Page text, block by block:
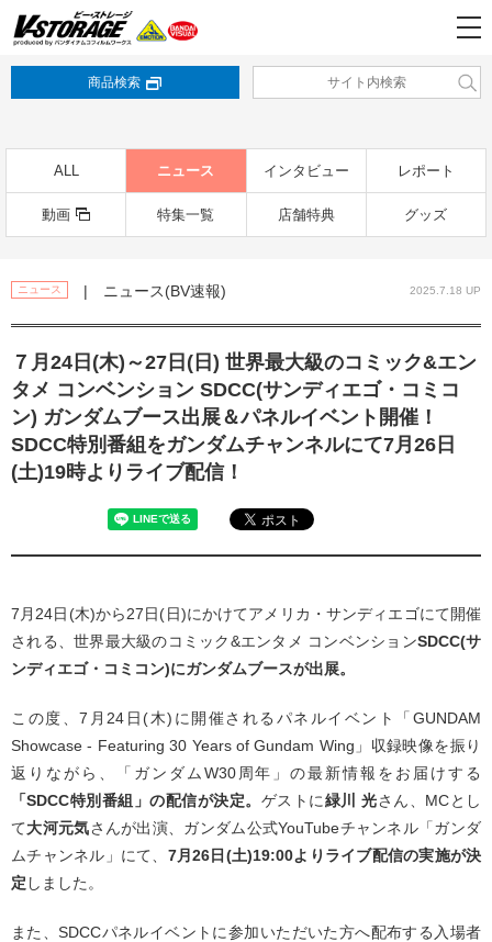
商品検索
ALL ニュース インタビュー レポート
動画 特集一覧 店舗特典 グッズ
ニュース | ニュース(BV速報) 2025.7.18 UP
７月24日(木)～27日(日) 世界最大級のコミック&エン
タメ コンベンション SDCC(サンディエゴ・コミコ
ン) ガンダムブース出展＆パネルイベント開催！
SDCC特別番組をガンダムチャンネルにて7月26日
(土)19時よりライブ配信！
7月24日(木)から27日(日)にかけてアメリカ・サンディエゴにて開催
される、世界最大級のコミック&エンタメ コンベンションSDCC(サ
ンディエゴ・コミコン)にガンダムブースが出展。
この度、7月24日(木)に開催されるパネルイベント「GUNDAM
Showcase - Featuring 30 Years of Gundam Wing」収録映像を振り
返りながら、「ガンダムW30周年」の最新情報をお届けする
「SDCC特別番組」の配信が決定。 ゲストに緑川 光さん、MCとし
て大河元気さんが出演、ガンダム公式YouTubeチャンネル「ガンダ
ムチャンネル」にて、 7月26日(土)19:00よりライブ配信の実施が決
定 しました。
また、SDCCパネルイベントに参加いただいた方へ配布する入場者